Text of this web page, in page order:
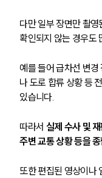
다만 일부 장면만 촬
확인되지 않는 경우도
예를 들어 급차선 변
나 도로 합류 상황 등
있습니다.
따라서 실제 수사 및
주변 교통 상황 등을
또한 편집된 영상이나